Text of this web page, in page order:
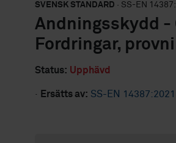
SVENSK STANDARD · SS-EN
Andningsskydd
Fordringar,
Status: Upphävd
· Ersätts av: SS-EN 14387:2021